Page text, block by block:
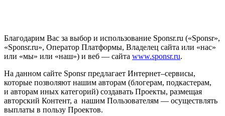
Благодарим Вас за выбор и использование Sponsr.ru («Sponsr»,
«Sponsr.ru», Оператор Платформы, Владелец сайта или «нас»
или «мы» или «наш») и веб — сайта www.sponsr.ru.
На данном сайте Sponsr предлагает Интернет–сервисы,
которые позволяют нашим авторам (блогерам, подкастерам,
и авторам иных категорий) создавать Проекты, размещая
авторский Контент, а нашим Пользователям — осуществлять
выплаты в пользу Проектов.